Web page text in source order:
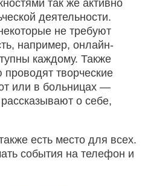
так же активно
деятельности.
не требуют
например, онлайн-
каждому. Также
творческие
или в больницах —
о себе,
есть место для всех.
события на телефон и